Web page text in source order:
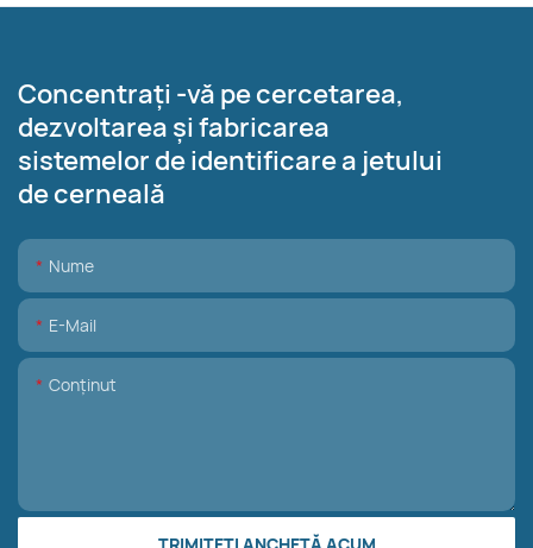
Concentrați -vă pe cercetarea,
dezvoltarea și fabricarea
sistemelor de identificare a jetului
de cerneală
Nume
E-Mail
Conţinut
TRIMITEȚI ANCHETĂ ACUM